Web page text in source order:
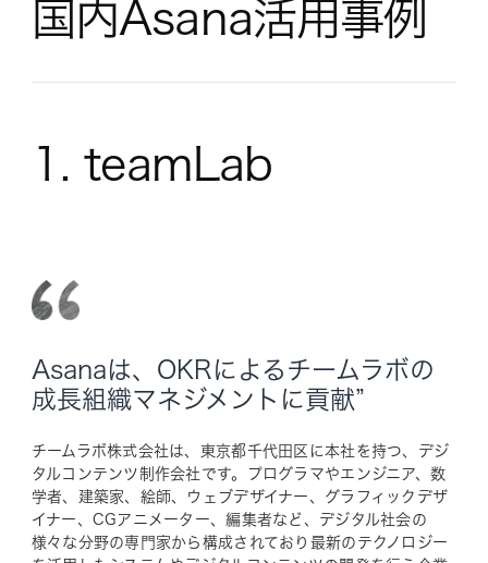
国内Asana活用事例
1. teamLab
Asanaは、OKRによるチームラボの
成長組織マネジメントに貢献”
チームラボ株式会社は、東京都千代田区に本社を持つ、デジ
タルコンテンツ制作会社です。プログラマやエンジニア、数
学者、建築家、絵師、ウェブデザイナー、グラフィックデザ
イナー、CGアニメーター、編集者など、デジタル社会の
様々な分野の専門家から構成されており最新のテクノロジー